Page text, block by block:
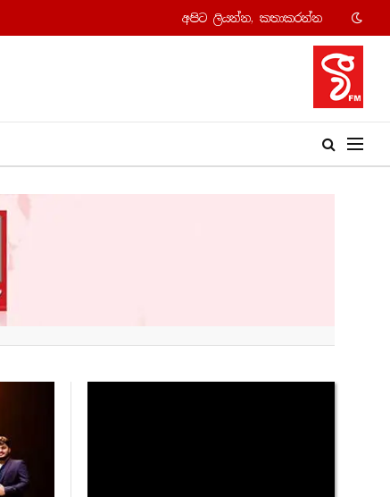
අපි​ට ලියන්න, කතාකරන්​න